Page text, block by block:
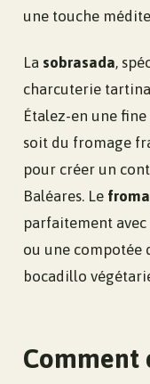
une touche
La sobrasada,
charcuterie
Étalez-en une
soit du fromage
pour créer un
Baléares. Le
parfaitement
ou une compotée
bocadillo
Comment